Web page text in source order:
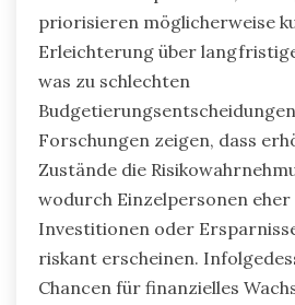
priorisieren möglicherweise
Erleichterung über
was zu schlechten
Forschungen zeigen, dass
Zustände die
wodurch Einzelpersonen eher
Investitionen oder
riskant erscheinen.
Chancen für finanzielles